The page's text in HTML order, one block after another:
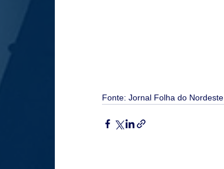
Fonte: Jornal Folha do Nordeste